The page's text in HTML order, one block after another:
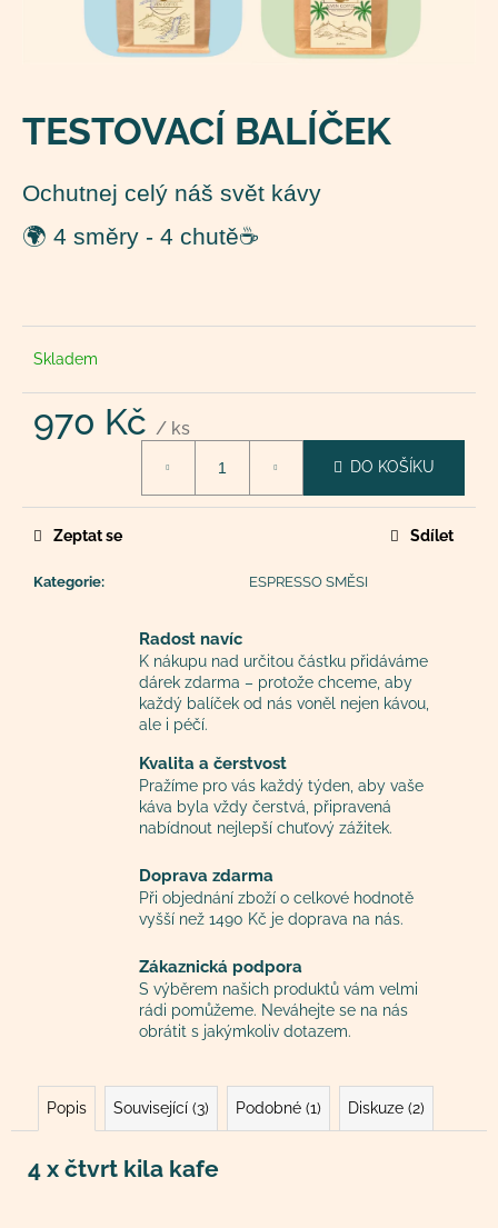
TESTOVACÍ BALÍČEK
Ochutnej celý náš svět kávy
🌍 4 směry - 4 chutě☕
Skladem
970 Kč / ks
DO KOŠÍKU
Kategorie: ESPRESSO SMĚSI
Zeptat se Sdílet
Radost navíc
K nákupu nad určitou částku přidáváme
dárek zdarma – protože chceme, aby
každý balíček od nás voněl nejen kávou,
ale i péčí.
Kvalita a čerstvost
Pražíme pro vás každý týden, aby vaše
káva byla vždy čerstvá, připravená
nabídnout nejlepší chuťový zážitek.
Doprava zdarma
Při objednání zboží o celkové hodnotě
vyšší než 1490 Kč je doprava na nás.
Zákaznická podpora
S výběrem našich produktů vám velmi
rádi pomůžeme. Neváhejte se na nás
obrátit s jakýmkoliv dotazem.
Popis Související (3) Podobné (1) Diskuze (2)
4 x čtvrt kila kafe
t
?
D
o
č
u
e